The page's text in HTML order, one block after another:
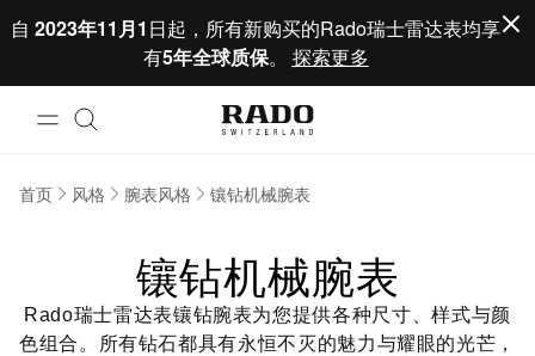
自 2023年11月1 日起，所有新购买的Rado瑞士雷达表均享
有5年全球质保。 探索更多
首页 风格 腕表风格 镶钻机械腕表
镶钻机械腕表
Rado瑞士雷达表镶钻腕表为您提供各种尺寸、样式与颜
色组合。所有钻石都具有永恒不灭的魅力与耀眼的光芒，